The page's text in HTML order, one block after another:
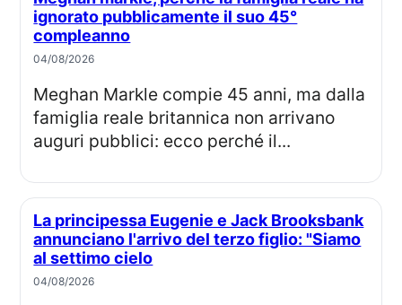
ignorato pubblicamente il suo 45°
compleanno
04/08/2026
Meghan Markle compie 45 anni, ma dalla
famiglia reale britannica non arrivano
auguri pubblici: ecco perché il...
La principessa Eugenie e Jack Brooksbank
annunciano l'arrivo del terzo figlio: "Siamo
al settimo cielo
04/08/2026